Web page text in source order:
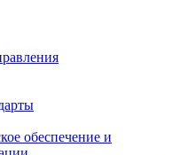
обеспечение и